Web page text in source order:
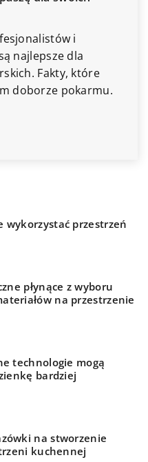
domu
Zastosuj
swojej
inteligentne
wykorzystać przestrzeń
płynące z wyboru
na przestrzenie
technologie mogą
bardziej
na stworzenie
kuchennej